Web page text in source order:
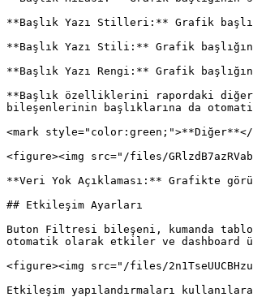
**Başlık Yazı Stilleri:** Grafik
**Başlık Yazı Stili:** Grafik
**Başlık Yazı Rengi:** Grafik
**Başlık özelliklerini rapordaki diğer
bileşenlerinin başlıklarına da
<mark style="color:green;">**Diğer**</
<figure><img src="/files/
**Veri Yok Açıklaması:** Grafikte
## Etkileşim Ayarları
Buton Filtresi bileşeni, kumanda
otomatik olarak etkiler ve
<figure><img src="/files/
Etkileşim yapılandırmaları